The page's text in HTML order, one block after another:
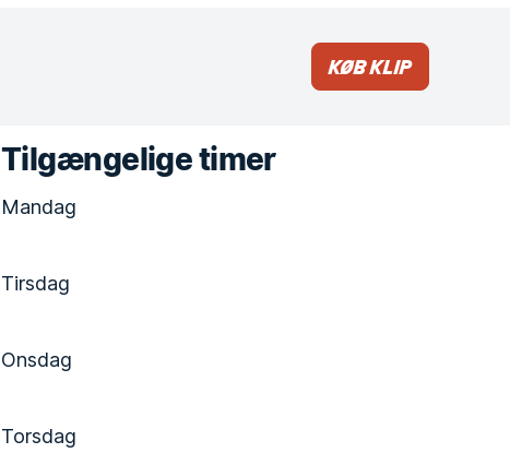
Køb klip
Tilgængelige timer
Mandag
Tirsdag
Onsdag
Torsdag